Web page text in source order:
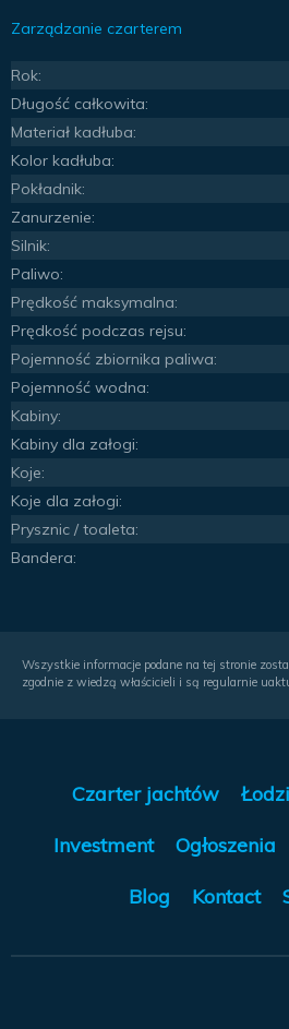
Zarządzanie czarterem
Rok:
Długość całkowita:
Materiał kadłuba:
Kolor kadłuba:
Pokładnik:
Zanurzenie:
Silnik:
Paliwo:
Prędkość maksymalna:
Prędkość podczas rejsu:
Pojemność zbiornika paliwa:
Pojemność wodna:
Kabiny:
Kabiny dla załogi:
Koje:
Koje dla załogi:
Prysznic / toaleta:
Bandera:
Wszystkie informacje podane na tej stronie
zgodnie z wiedzą właścicieli i są regularnie
Czarter jachtów
Investment Ogłoszenia
Blog Kontact